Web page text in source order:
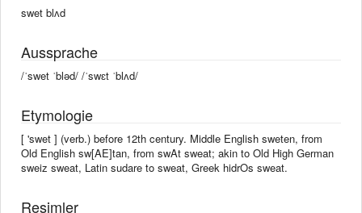
swet blʌd
Aussprache
/ˈswet ˈbləd/ /ˈswɛt ˈblʌd/
Etymologie
[ 'swet ] (verb.) before 12th century. Middle English sweten, from
Old English sw[AE]tan, from swAt sweat; akin to Old High German
sweiz sweat, Latin sudare to sweat, Greek hidrOs sweat.
Resimler